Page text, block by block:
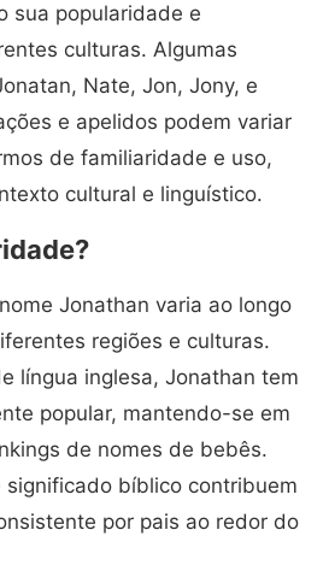
sua popularidade e
culturas. Algumas
Nate, Jon, Jony, e
e apelidos podem variar
de familiaridade e uso,
cultural e linguístico.
Jonathan varia ao longo
regiões e culturas.
língua inglesa, Jonathan tem
popular, mantendo-se em
de nomes de bebês.
significado bíblico contribuem
por pais ao redor do